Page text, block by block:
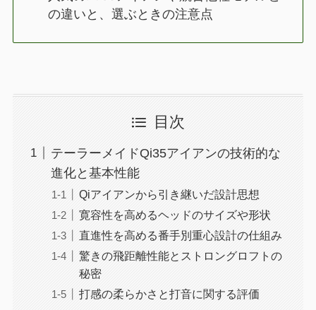
の違いと、選ぶときの注意点
目次
テーラーメイドQi35アイアンの技術的な
進化と基本性能
Qiアイアンから引き継いだ設計思想
寛容性を高めるヘッドのサイズや形状
直進性を高める番手別重心設計の仕組み
驚きの飛距離性能とストロングロフトの
秘密
打感の柔らかさと打音に関する評価